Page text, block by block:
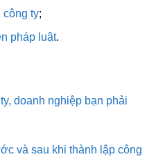
công ty;
pháp luật.
doanh nghiệp bạn phải
và sau khi thành lập công